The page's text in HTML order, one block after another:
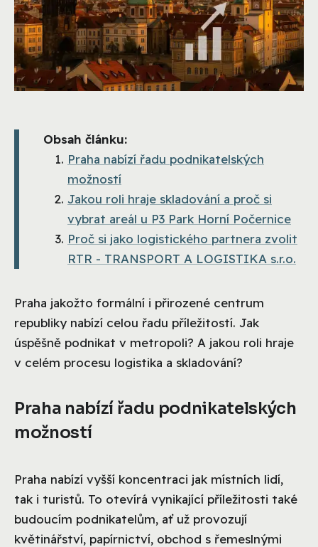
Obsah článku:
Praha nabízí řadu podnikatelských
možností
Jakou roli hraje skladování a proč si
vybrat areál u P3 Park Horní Počernice
Proč si jako logistického partnera zvolit
RTR - TRANSPORT A LOGISTIKA s.r.o.
Praha jakožto formální i přirozené centrum
republiky nabízí celou řadu příležitostí. Jak
úspěšně podnikat v metropoli? A jakou roli hraje
v celém procesu logistika a skladování?
Praha nabízí řadu podnikatelských
možností
Praha nabízí vyšší koncentraci jak místních lidí,
tak i turistů. To otevírá vynikající příležitosti také
budoucím podnikatelům, ať už provozují
květinářství, papírnictví, obchod s řemeslnými